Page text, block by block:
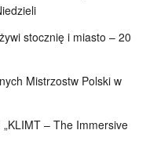
stocznię i miasto – 20
Mistrzostw Polski w
– The Immersive